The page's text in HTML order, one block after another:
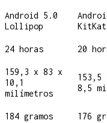
Android 5.0
Lollipop
KitKat
24 horas 20
159,3 x 83 x
10,1
milímetros
153,5
8,5
184 gramos 176